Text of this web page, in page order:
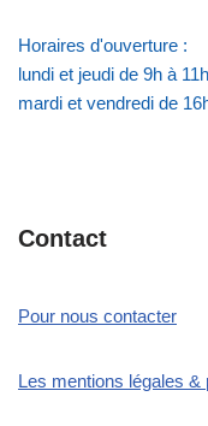
Horaires d'ouverture :
lundi et jeudi de 9h à
mardi et vendredi de
Contact
Pour nous contacter
Les mentions légales &